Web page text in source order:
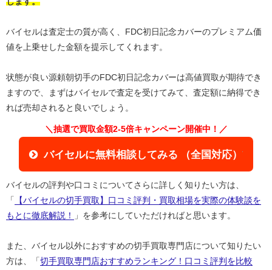
バイセルは査定士の質が高く、FDC初日記念カバーのプレミアム価
値を上乗せした金額を提示してくれます。
状態が良い源頼朝切手のFDC初日記念カバーは高値買取が期待でき
ますので、まずはバイセルで査定を受けてみて、査定額に納得でき
れば売却されると良いでしょう。
＼抽選で買取金額2-5倍キャンペーン開催中！／
バイセルに無料相談してみる （全国対応）
バイセルの評判や口コミについてさらに詳しく知りたい方は、
「
【バイセルの切手買取】口コミ評判・買取相場を実際の体験談を
もとに徹底解説！
」を参考にしていただければと思います。
また、バイセル以外におすすめの切手買取専門店について知りたい
方は、「 切手買取専門店おすすめランキング！口コミ評判を比較